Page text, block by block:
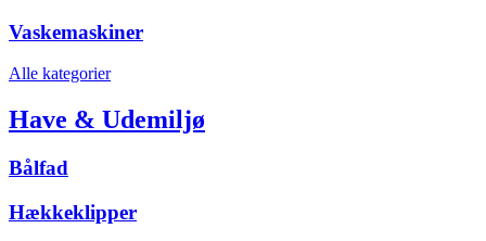
Vaskemaskiner
Alle kategorier
Have & Udemiljø
Bålfad
Hækkeklipper